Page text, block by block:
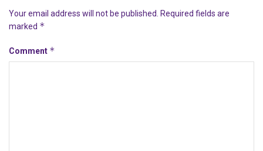
Your email address will not be published.
Required fields are
marked *
Comment *